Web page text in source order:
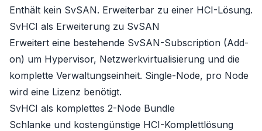
Enthält kein SvSAN. Erweiterbar zu einer HCI-Lösung.
SvHCI als Erweiterung zu SvSAN
Erweitert eine bestehende SvSAN-Subscription (Add-
on) um Hypervisor, Netzwerkvirtualisierung und die
komplette Verwaltungseinheit. Single-Node, pro Node
wird eine Lizenz benötigt.
SvHCI als komplettes 2-Node Bundle
Schlanke und kostengünstige HCI-Komplettlösung